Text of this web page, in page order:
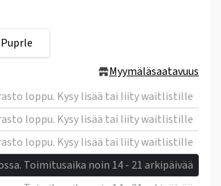
Myymäläsaatavuus
loppu. Kysy lisää tai liity waitlistille
loppu. Kysy lisää tai liity waitlistille
loppu. Kysy lisää tai liity waitlistille
Toimitusaika noin 14 - 21 arkipäivää